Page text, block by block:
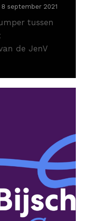
8 september 2021
tussen
de JenV